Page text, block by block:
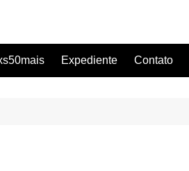
Expediente Contato